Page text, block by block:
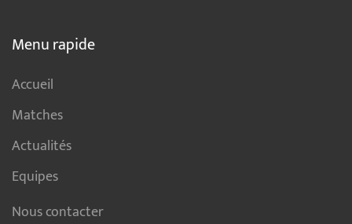
Menu rapide
Accueil
Matches
Actualités
Equipes
Nous contacter